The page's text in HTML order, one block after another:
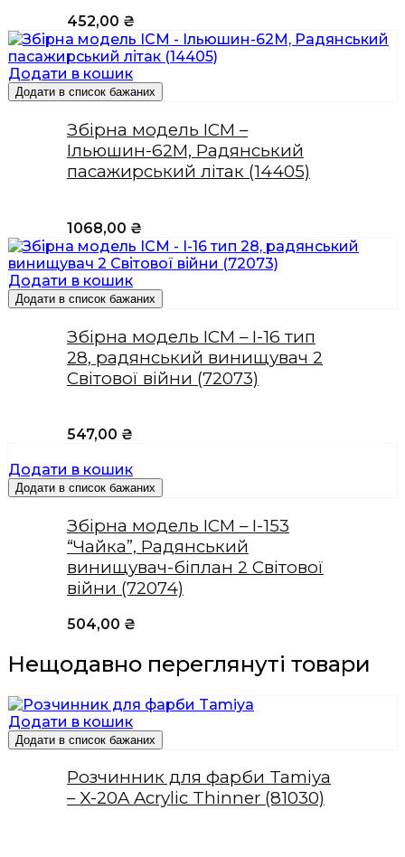
452,00 ₴
Додати в кошик
Додати в список бажаних
Збірна модель ICM –
Ільюшин-62М, Радянський
пасажирський літак (14405)
1068,00 ₴
Додати в кошик
Додати в список бажаних
Збірна модель ICM – І-16 тип
28, радянський винищувач 2
Світової війни (72073)
547,00 ₴
Додати в кошик
Додати в список бажаних
Збірна модель ICM – I-153
“Чайка”, Радянський
винищувач-біплан 2 Світової
війни (72074)
504,00 ₴
Нещодавно переглянуті товари
Додати в кошик
Додати в список бажаних
Розчинник для фарби Tamiya
– X-20A Acrylic Thinner (81030)